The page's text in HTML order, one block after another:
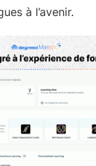
à l’avenir.